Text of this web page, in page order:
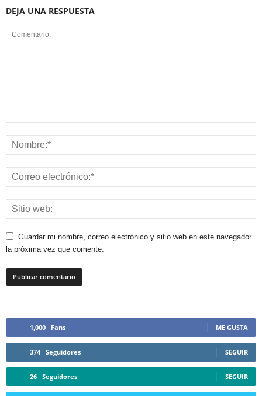
DEJA UNA RESPUESTA
Guardar mi nombre, correo electrónico y sitio web en este navegador
la próxima vez que comente.
1,000 Fans ME GUSTA
374 Seguidores SEGUIR
26 Seguidores SEGUIR